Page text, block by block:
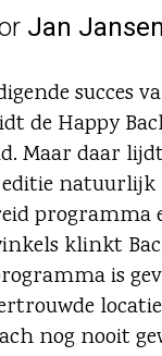
Jan Jansen
succes
de Happy
Maar daar
programma
klinkt
is
nog nooit